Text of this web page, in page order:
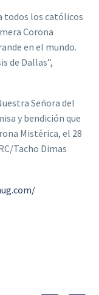
todos los católicos
Corona
en el mundo.
de Dallas”,
Señora del
y bendición que
Mistérica, el 28
Tacho Dimas